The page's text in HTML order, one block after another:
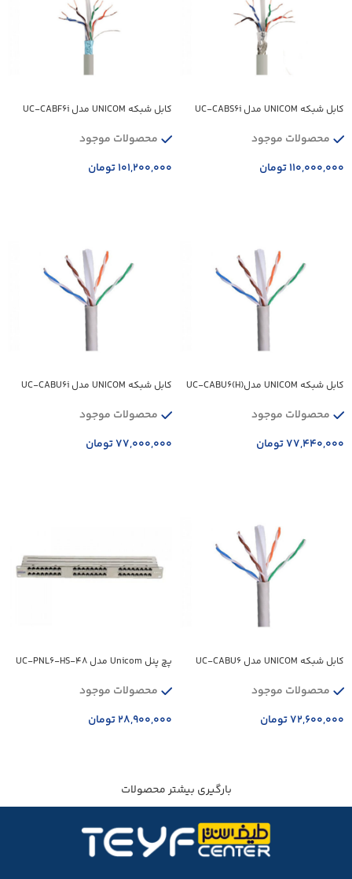
کابل شبکه UNICOM مدل UC-CABS6i
محصولات موجود
۱۱۰,۰۰۰,۰۰۰تومان
کابل شبکه UNICOM مدل UC-CABF6i
محصولات موجود
۱۰۱,۲۰۰,۰۰۰تومان
کابل شبکه UNICOM مدل(UC-CABU6(H
محصولات موجود
۷۷,۴۴۰,۰۰۰تومان
کابل شبکه UNICOM مدل UC-CABU6i
محصولات موجود
۷۷,۰۰۰,۰۰۰تومان
کابل شبکه UNICOM مدل UC-CABU6
محصولات موجود
۷۲,۶۰۰,۰۰۰تومان
پچ پنل Unicom مدل UC-PNL6-HS-48
محصولات موجود
۲۸,۹۰۰,۰۰۰تومان
بارگیری بیشتر محصولات